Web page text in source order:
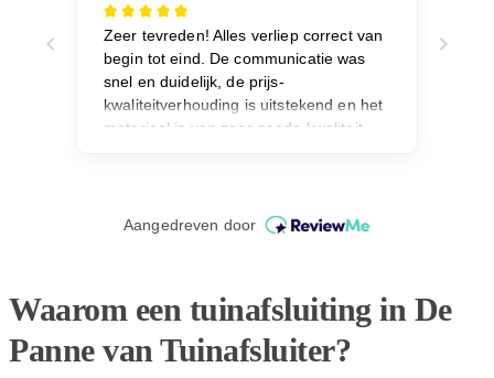
Waarom een tuinafsluiting in De
Panne van Tuinafsluiter?